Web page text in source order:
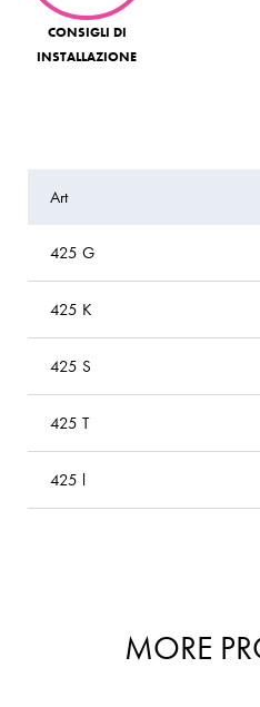
CONSIGLI DI
INSTALLAZIONE
Art
425 G
425 K
425 S
425 T
425 l
MORE